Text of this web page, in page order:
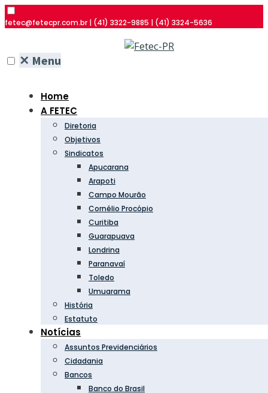
fetec@fetecpr.com.br | (41) 3322-9885 | (41) 3324-5636
✕ Menu
Home
A FETEC
Diretoria
Objetivos
Sindicatos
Apucarana
Arapoti
Campo Mourão
Cornélio Procópio
Curitiba
Guarapuava
Londrina
Paranavaí
Toledo
Umuarama
História
Estatuto
Notícias
Assuntos Previdenciários
Cidadania
Bancos
Banco do Brasil